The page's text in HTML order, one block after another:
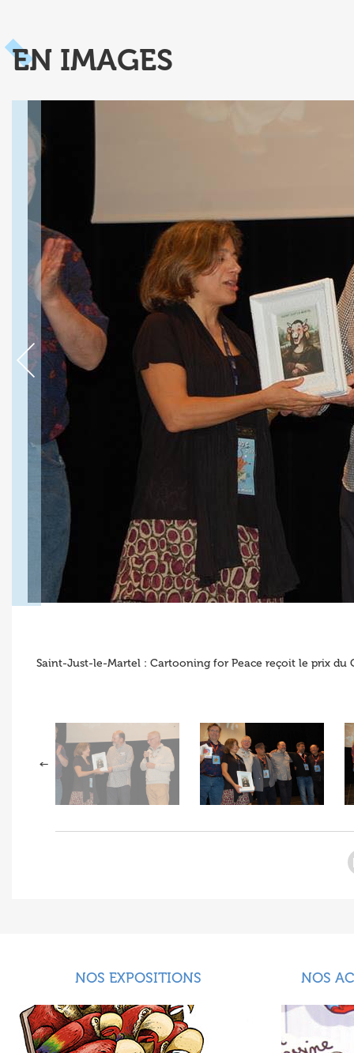
EN IMAGES
Saint-Just-le-Martel : Cartooning for Peace reçoit le prix
NOS EXPOSITIONS NOS